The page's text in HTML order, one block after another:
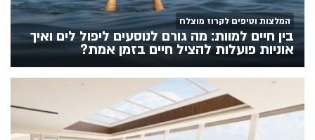
המלצות וטיפים לקרוז מוצלח
בין חיים למוות: מה גורם לנוסעים ליפול לים ואיך
אוניות פועלות להציל חיים בזמן אמת?